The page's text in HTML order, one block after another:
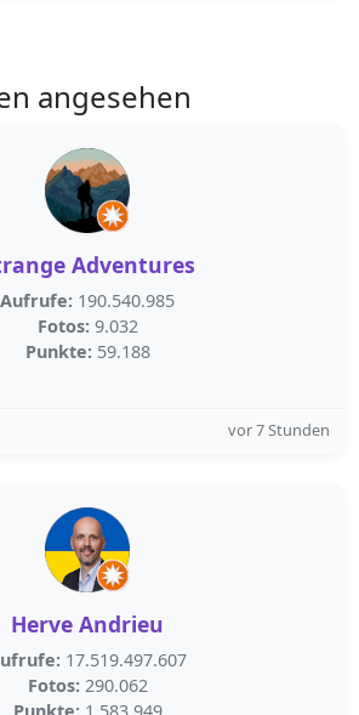
angesehen
Adventures
Aufrufe: 190.540.985
Fotos: 9.032
Punkte: 59.188
vor 7 Stunden
Herve Andrieu
17.519.497.607
Fotos: 290.062